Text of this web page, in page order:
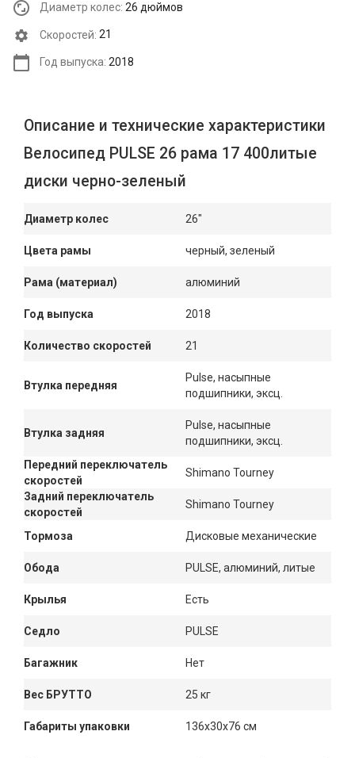
Диаметр колес: 26 дюймов
Cкоростей: 21
Год выпуска: 2018
Описание и технические характеристики
Велосипед PULSE 26 рама 17 400литые
диски черно-зеленый
Диаметр колес 26"
Цвета рамы черный, зеленый
Рама (материал) алюминий
Год выпуска 2018
Количество скоростей 21
Втулка передняя
Pulse, насыпные
подшипники, эксц.
Втулка задняя
Pulse, насыпные
подшипники, эксц.
Передний переключатель
скоростей
Shimano Tourney
Задний переключатель
скоростей
Shimano Tourney
Тормоза Дисковые механические
Обода PULSE, алюминий, литые
Крылья Есть
Седло PULSE
Багажник Нет
Вес БРУТТО 25 кг
Габариты упаковки 136x30x76 см